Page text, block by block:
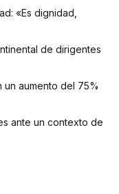
«Es dignidad,
de dirigentes
un aumento del 75%
ante un contexto de